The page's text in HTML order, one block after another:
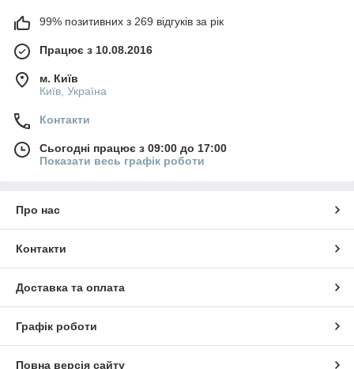
99% позитивних з 269 відгуків за рік
Працює з 10.08.2016
м. Київ
Київ, Україна
Контакти
Сьогодні працює з 09:00 до 17:00
Показати весь графік роботи
Про нас
Контакти
Доставка та оплата
Графік роботи
Повна версія сайту